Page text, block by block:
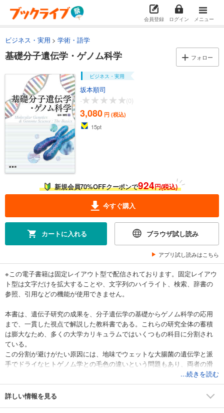
会員登録 ログイン メニュー
ビジネス・実用 学術・語学
基礎分子遺伝学・ゲノム科学 フォロー
ビジネス・実用
坂本順司
-
(0)
3,080 円 (税込)
15pt
新規会員70%OFFクーポンで924円(税込)
今すぐ購入
カートに入れる ブラウザ試し読み
アプリ試し読みはこちら
※この電子書籍は固定レイアウト型で配信されております。固定レイアウ
ト型は文字だけを拡大することや、文字列のハイライト、検索、辞書の
参照、引用などの機能が使用できません。
本書は、遺伝子研究の成果を、分子遺伝学の基礎からゲノム科学の応用
まで、一貫した視点で解説した教科書である。これらの研究全体の蓄積
は膨大なため、多くの大学カリキュラムではいくつもの科目に分割され
ている。
この分割が避けがたい原因には、地味でウェットな大腸菌の遺伝学と派
手でドライなヒトゲノム学との毛色の違いという問題もあり、両者の滑
らかな接続はかなり困難な課題である。しかし、ほかにも多くの科目を
同時に学ぶ必要のある今どきの学生や、知的好奇心は旺盛ながら忙しい
現代人には、この課題を克服した教材が必要であろう。
...続きを読む
詳しい情報を見る